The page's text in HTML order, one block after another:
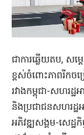
ជាការឆ្លើយតប, សម្
ខ្ពស់ចំពោះភាពរីកច
រវាងកម្ពុជា-សហរដ្
និងប្រជាជនសហរដ្ឋ
អភិវឌ្ឍសង្គម-សេដ្ឋ